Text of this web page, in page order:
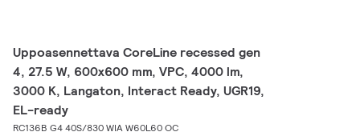
Uppoasennettava CoreLine recessed gen
4, 27.5 W, 600x600 mm, VPC, 4000 lm,
3000 K, Langaton, Interact Ready, UGR19,
EL-ready
RC136B G4 40S/830 WIA W60L60 OC